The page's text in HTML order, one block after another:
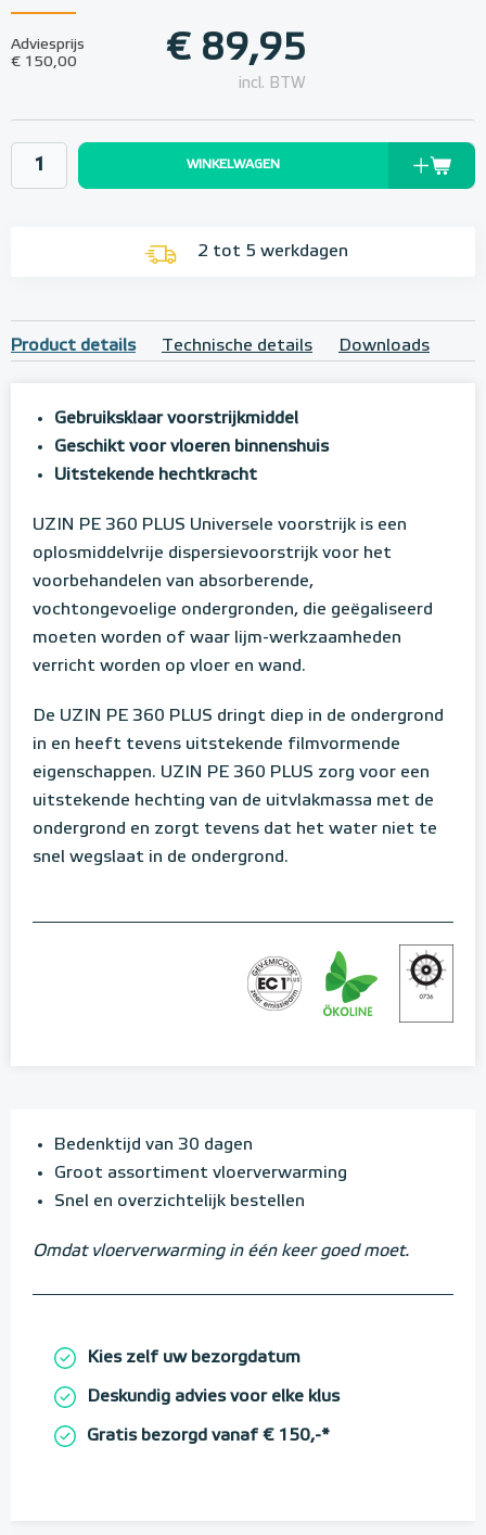
Adviesprijs
€ 150,00
€ 89,95
incl. BTW
WINKELWAGEN
2 tot 5 werkdagen
Product details Technische details Downloads
Gebruiksklaar voorstrijkmiddel
Geschikt voor vloeren binnenshuis
Uitstekende hechtkracht
UZIN PE 360 PLUS Universele voorstrijk is een
oplosmiddelvrije dispersievoorstrijk voor het
voorbehandelen van absorberende,
vochtongevoelige ondergronden, die geëgaliseerd
moeten worden of waar lijm-werkzaamheden
verricht worden op vloer en wand.
De UZIN PE 360 PLUS dringt diep in de ondergrond
in en heeft tevens uitstekende filmvormende
eigenschappen. UZIN PE 360 PLUS zorg voor een
uitstekende hechting van de uitvlakmassa met de
ondergrond en zorgt tevens dat het water niet te
snel wegslaat in de ondergrond.
Bedenktijd van 30 dagen
Groot assortiment vloerverwarming
Snel en overzichtelijk bestellen
Omdat vloerverwarming in één keer goed moet.
Kies zelf uw bezorgdatum
Deskundig advies voor elke klus
Gratis bezorgd vanaf € 150,-*